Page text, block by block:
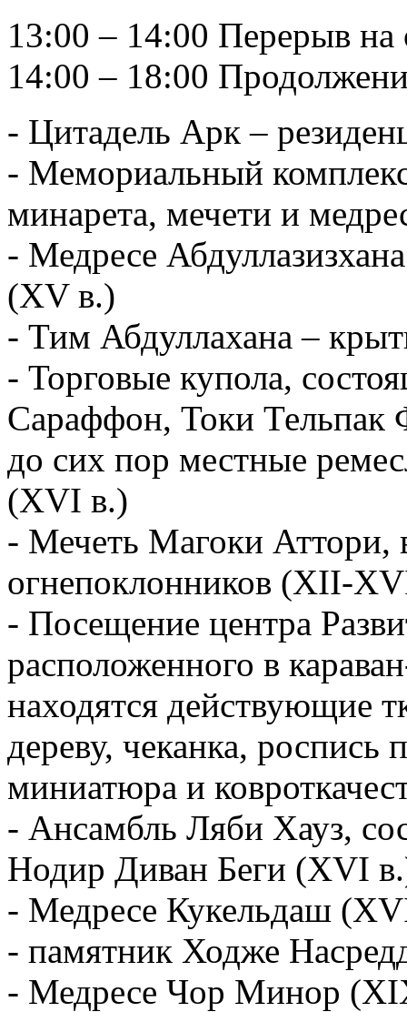
13:00 – 14:00 Перерыв на
14:00 – 18:00
- Цитадель Арк –
- Мемориальный
минарета, мечети и
- Медресе
(XV в.)
- Тим Абдуллахана –
- Торговые купола,
Сараффон, Токи Тельпак
до сих пор местные
(XVI в.)
- Мечеть Магоки Аттори,
огнепоклонников (XII-
- Посещение центра
расположенного в
находятся действующие
дереву, чеканка, роспись
миниатюра и
- Ансамбль Ляби Хауз,
Нодир Диван Беги (XVI
- Медресе Кукельдаш
- памятник Ходже
- Медресе Чор Минор